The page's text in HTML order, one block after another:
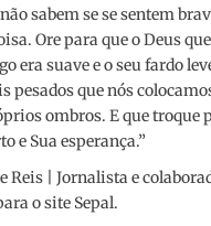
sabem se se sentem
Ore para que o Deus
era suave e o seu fardo
pesados que nós
ombros. E que troque
e Sua esperança.”
Reis | Jornalista e
o site Sepal.